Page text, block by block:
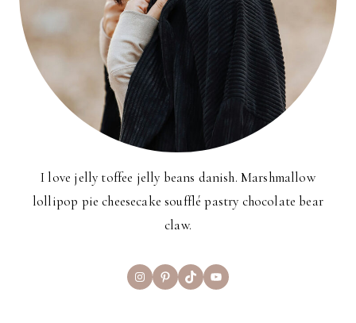
I love jelly toffee jelly beans danish. Marshmallow
lollipop pie cheesecake soufflé pastry chocolate bear
claw.
InstagramPinterest
TikTokYouTube